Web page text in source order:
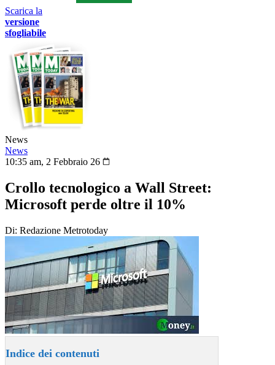
Scarica la
versione
sfogliabile
News
News
10:35 am, 2 Febbraio 26
Crollo tecnologico a Wall Street:
Microsoft perde oltre il 10%
Di: Redazione Metrotoday
Indice dei contenuti